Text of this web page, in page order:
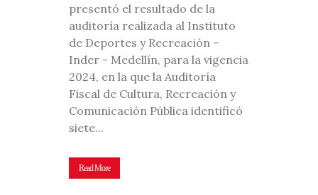
presentó el resultado de la
auditoría realizada al Instituto
de Deportes y Recreación –
Inder - Medellín, para la vigencia
2024, en la que la Auditoría
Fiscal de Cultura, Recreación y
Comunicación Pública identificó
siete...
Read More